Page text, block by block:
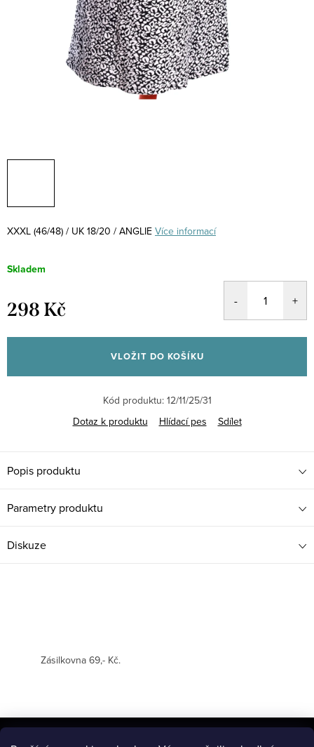
XXXL (46/48) / UK 18/20 / ANGLIE Více informací
Skladem
298 Kč
cena:
VLOŽIT DO KOŠÍKU
Kód produktu: 12/11/25/31
Dotaz k produktu
Hlídací pes Sdílet
Popis produktu
Parametry produktu
Diskuze
Zásilkovna 69,- Kč.
Z